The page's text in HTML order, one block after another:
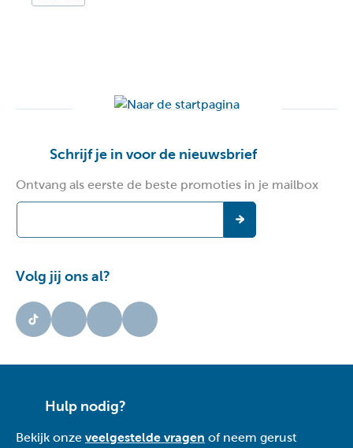
Schrijf je in voor de nieuwsbrief
Ontvang als eerste de beste promoties in je mailbox
Volg jij ons al?
Hulp nodig?
Bekijk onze veelgestelde vragen of neem gerust